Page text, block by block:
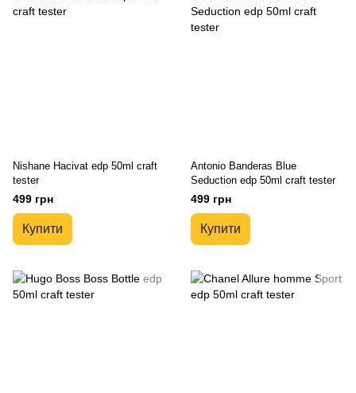
Nishane Hacivat edp 50ml craft
tester
499 грн
Купити
Antonio Banderas Blue
Seduction edp 50ml craft tester
499 грн
Купити